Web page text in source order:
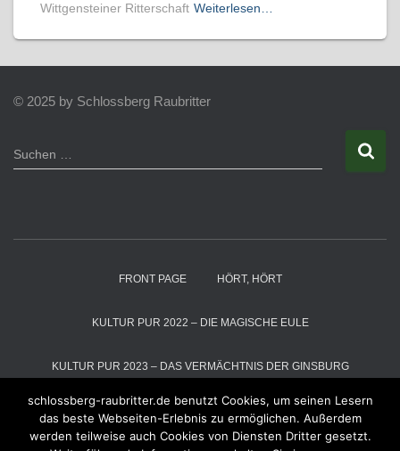
Wittgensteiner Ritterschaft Weiterlesen…
© 2025 by Schlossberg Raubritter
u
Suchen …
FRONT PAGE HÖRT, HÖRT
KULTUR PUR 2022 – DIE MAGISCHE EULE
KULTUR PUR 2023 – DAS VERMÄCHTNIS DER GINSBURG
KULTUR PUR 2024 – DIE SCHNEEKÖNIGIN
schlossberg-raubritter.de benutzt Cookies, um seinen Lesern
das beste Webseiten-Erlebnis zu ermöglichen. Außerdem
werden teilweise auch Cookies von Diensten Dritter gesetzt.